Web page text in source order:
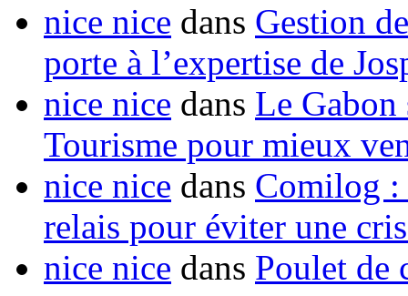
nice nice dans Gestion
porte à l’expertise de
nice nice dans Le Gabon
Tourisme pour mieux
nice nice dans Comilog :
relais pour éviter une
nice nice dans Poulet de